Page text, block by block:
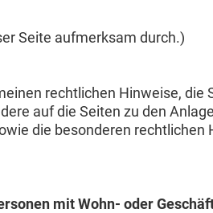
Seite aufmerksam durch.)
rechtlichen Hinweise, die
auf die Seiten zu den
die besonderen rechtlichen
mit Wohn- oder